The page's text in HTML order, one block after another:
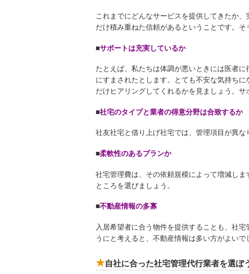
これまでにどんなサービスを提供してきたか
だけ積み重ねた信頼があるということです。
■サポートは充実しているか
たとえば、私たちは体調が悪いときには医者
にすまされたとします。とても不安な気持ち
だけヒアリングしてくれるかを見ましょう。
■社宅のタイプと業者の得意分野は合致するか
社友社宅と借り上げ社宅では、管理項目が異な
■柔軟性のあるプランか
社宅管理費は、その依頼規模によって増減し
ところを選びましょう。
■不動産情報の多寡
入居希望者に合う物件を提供することも、社
うにと考えると、不動産情報は多い方がよいで
自社に合った社宅管理代行業者を選ぼ